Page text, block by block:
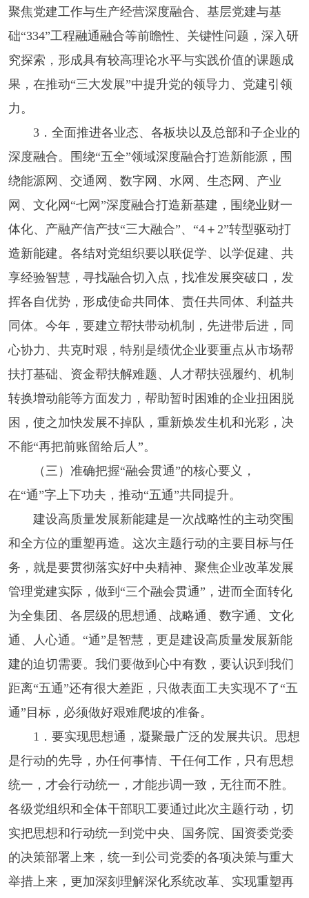
聚焦党建工作与生产经营深度融合、基层党建与基
础“334”工程融通融合等前瞻性、关键性问题，深入研
究探索，形成具有较高理论水平与实践价值的课题成
果，在推动“三大发展”中提升党的领导力、党建引领
力。
3．全面推进各业态、各板块以及总部和子企业的
深度融合。围绕“五全”领域深度融合打造新能源，围
绕能源网、交通网、数字网、水网、生态网、产业
网、文化网“七网”深度融合打造新基建，围绕业财一
体化、产融产信产技“三大融合”、“4＋2”转型驱动打
造新能建。各结对党组织要以联促学、以学促建、共
享经验智慧，寻找融合切入点，找准发展突破口，发
挥各自优势，形成使命共同体、责任共同体、利益共
同体。今年，要建立帮扶带动机制，先进带后进，同
心协力、共克时艰，特别是绩优企业要重点从市场帮
扶打基础、资金帮扶解难题、人才帮扶强履约、机制
转换增动能等方面发力，帮助暂时困难的企业扭困脱
困，使之加快发展不掉队，重新焕发生机和光彩，决
不能“再把前账留给后人”。
（三）准确把握“融会贯通”的核心要义，
在“通”字上下功夫，推动“五通”共同提升。
建设高质量发展新能建是一次战略性的主动突围
和全方位的重塑再造。这次主题行动的主要目标与任
务，就是要贯彻落实好中央精神、聚焦企业改革发展
管理党建实际，做到“三个融会贯通”，进而全面转化
为全集团、各层级的思想通、战略通、数字通、文化
通、人心通。“通”是智慧，更是建设高质量发展新能
建的迫切需要。我们要做到心中有数，要认识到我们
距离“五通”还有很大差距，只做表面工夫实现不了“五
通”目标，必须做好艰难爬坡的准备。
1．要实现思想通，凝聚最广泛的发展共识。思想
是行动的先导，办任何事情、干任何工作，只有思想
统一，才会行动统一，才能步调一致，无往而不胜。
各级党组织和全体干部职工要通过此次主题行动，切
实把思想和行动统一到党中央、国务院、国资委党委
的决策部署上来，统一到公司党委的各项决策与重大
举措上来，更加深刻理解深化系统改革、实现重塑再